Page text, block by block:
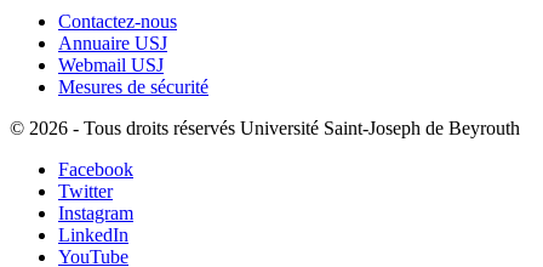
Contactez-nous
Annuaire USJ
Webmail USJ
Mesures de sécurité
© 2026 - Tous droits réservés Université Saint-Joseph de Beyrouth
Facebook
Twitter
Instagram
LinkedIn
YouTube